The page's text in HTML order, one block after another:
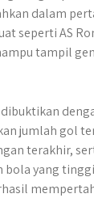
dalam
seperti AS
tampil
jumlah gol
terakhir,
yang